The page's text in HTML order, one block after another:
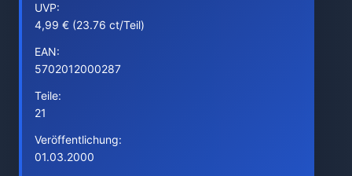
UVP:
4,99 € (23.76 ct/Teil)
EAN:
5702012000287
Teile:
21
Veröffentlichung:
01.03.2000